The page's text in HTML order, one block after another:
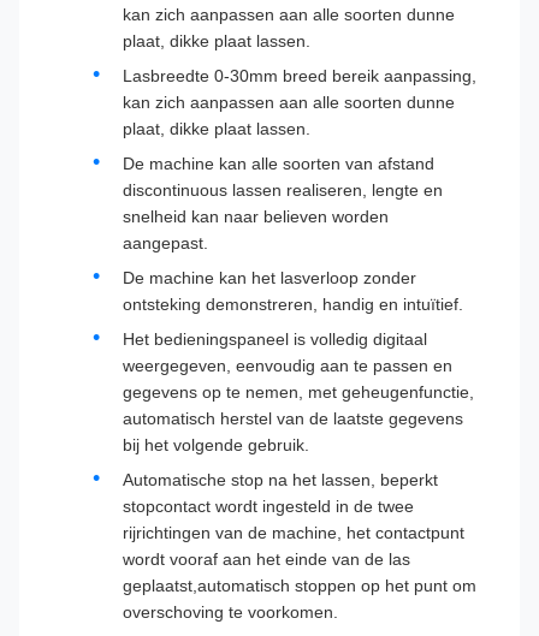
kan zich aanpassen aan alle soorten dunne
plaat, dikke plaat lassen.
Lasbreedte 0-30mm breed bereik aanpassing,
kan zich aanpassen aan alle soorten dunne
plaat, dikke plaat lassen.
De machine kan alle soorten van afstand
discontinuous lassen realiseren, lengte en
snelheid kan naar believen worden
aangepast.
De machine kan het lasverloop zonder
ontsteking demonstreren, handig en intuïtief.
Het bedieningspaneel is volledig digitaal
weergegeven, eenvoudig aan te passen en
gegevens op te nemen, met geheugenfunctie,
automatisch herstel van de laatste gegevens
bij het volgende gebruik.
Automatische stop na het lassen, beperkt
stopcontact wordt ingesteld in de twee
rijrichtingen van de machine, het contactpunt
wordt vooraf aan het einde van de las
geplaatst,automatisch stoppen op het punt om
overschoving te voorkomen.